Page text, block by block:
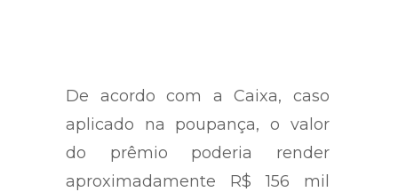
De acordo com a Caixa, caso
aplicado na poupança, o valor
do prêmio poderia render
aproximadamente R$ 156 mil